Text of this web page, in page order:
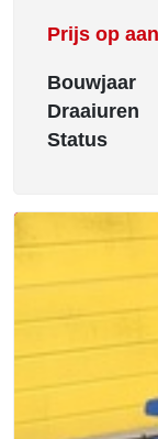
Prijs op
Bouwjaar
Draaiuren
Status